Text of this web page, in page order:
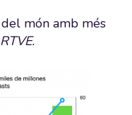
món amb més